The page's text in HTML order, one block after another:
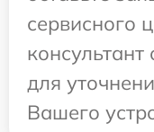
сервисного
для
Вашего